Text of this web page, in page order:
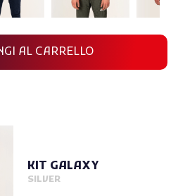
AL CARRELLO
KIT GALAXY
SILVER